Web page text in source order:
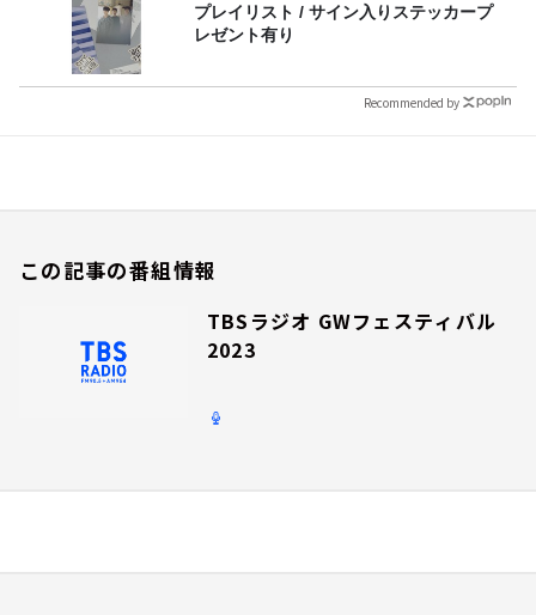
プレイリスト / サイン入りステッカープ
レゼント有り
Recommended by
この記事の番組情報
TBSラジオ GWフェスティバル
2023